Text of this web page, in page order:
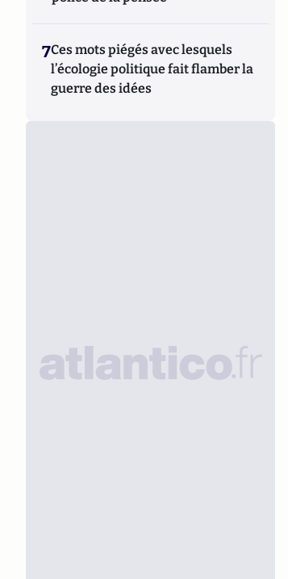
7Ces mots piégés avec lesquels
l’écologie politique fait flamber la
guerre des idées